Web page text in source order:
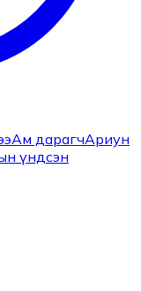
Ам дарагчАриун
үндсэн